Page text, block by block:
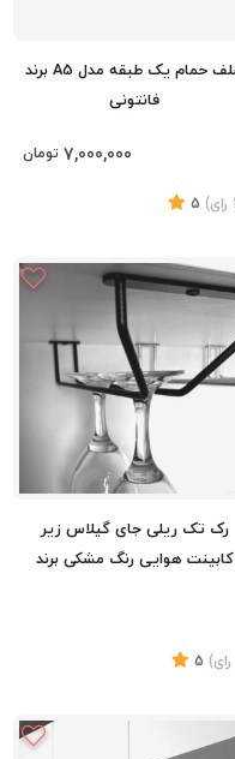
شلف حمام یک طبقه مدل A5 برند
فانتونی
7,000,000 تومان
رای)
5
رک تک ریلی جای گیلاس زیر
کابینت هوایی رنگ مشکی برند
رای)
5